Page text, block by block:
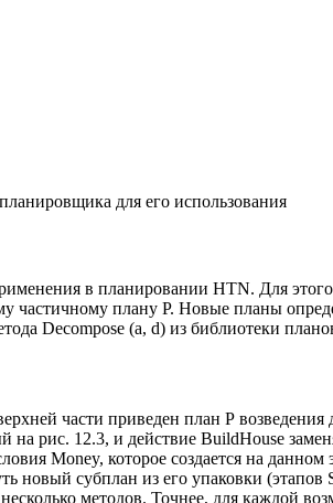
для его использования
в планировании HTN. Для
плану Р. Новые планы
Decompose (a, d) из библиотеки
части приведен план Ρ
на рис. 12.3, и действие BuildHouse
Money, которое создается на
субплан из его упаковки (этапов
методов. Точнее, для каждой